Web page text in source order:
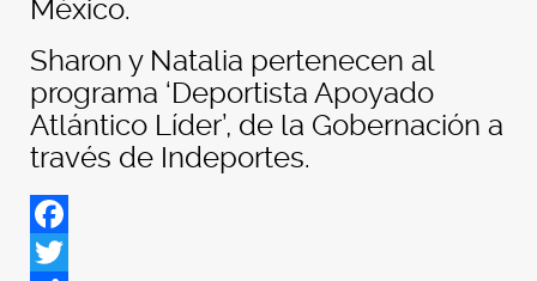
México.
Sharon y Natalia pertenecen al
programa ‘Deportista Apoyado
Atlántico Líder’, de la Gobernación a
través de Indeportes.
Facebook